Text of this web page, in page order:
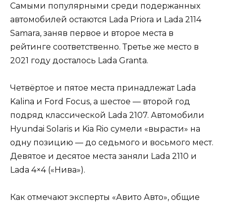
Самыми популярными среди подержанных
автомобилей остаются Lada Priora и Lada 2114
Samara, заняв первое и второе места в
рейтинге соответственно. Третье же место в
2021 году досталось Lada Granta.
Четвёртое и пятое места принадлежат Lada
Kalina и Ford Focus, а шестое — второй год
подряд классической Lada 2107. Автомобили
Hyundai Solaris и Kia Rio сумели «вырасти» на
одну позицию — до седьмого и восьмого мест.
Девятое и десятое места заняли Lada 2110 и
Lada 4×4 («Нива»).
Как отмечают эксперты «Авито Авто», общие